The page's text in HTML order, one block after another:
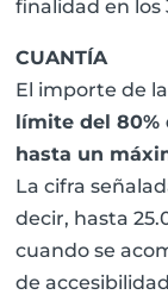
finalidad en los
CUANTÍA
El importe de
límite del 80%
hasta un
La cifra
decir, hasta
cuando se
de